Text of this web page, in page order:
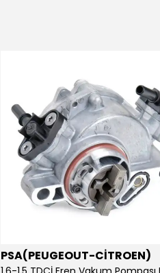
PSA(PEUGEOUT-CİTROEN)